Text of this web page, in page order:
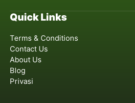
Quick Links
Terms & Conditions
Contact Us
About Us
Blog
Privasi